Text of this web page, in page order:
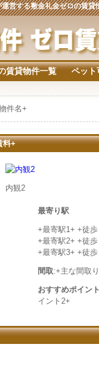
営する敷金礼金ゼロの賃貸
賃貸物件一覧 ペット
件名+
料+
内観2
最寄り駅
+最寄駅1+ +徒
+最寄駅2+ +徒
+最寄駅3+ +徒
間取:+主な間取
おすすめポイン
イント2+